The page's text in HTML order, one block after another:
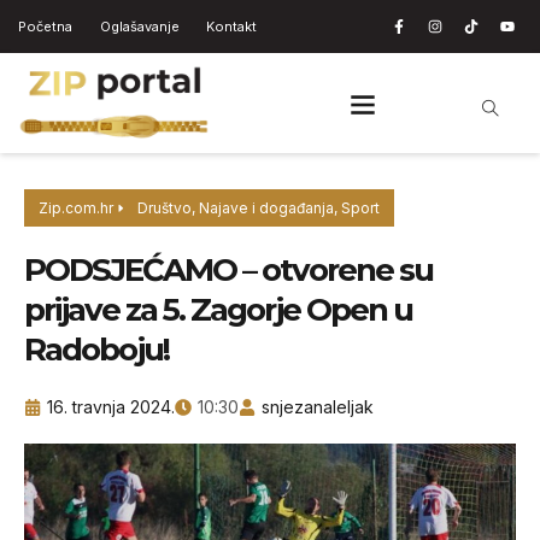
Početna Oglašavanje Kontakt
Zip.com.hr Društvo, Najave i događanja, Sport
PODSJEĆAMO – otvorene su
prijave za 5. Zagorje Open u
Radoboju!
16. travnja 2024. 10:30 snjezanaleljak